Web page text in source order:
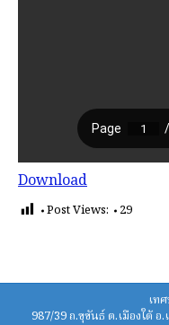
Download
Post Views: 29
เท
987/39 ถ.ขุขันธ์ ต.เมืองใต้ อ